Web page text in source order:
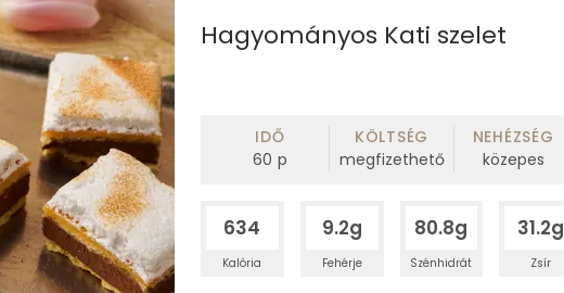
Hagyományos Kati szelet
IDŐ
60 p
KÖLTSÉG
megfizethető
NEHÉZSÉG
közepes
634
Kalória
9.2g
Fehérje
80.8g
Szénhidrát
31.2g
Zsír